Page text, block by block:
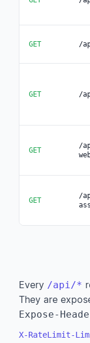
GET /
GET /
GET
/
GET
/
Every /api/*
They are
Expose-
X-RateLimit-